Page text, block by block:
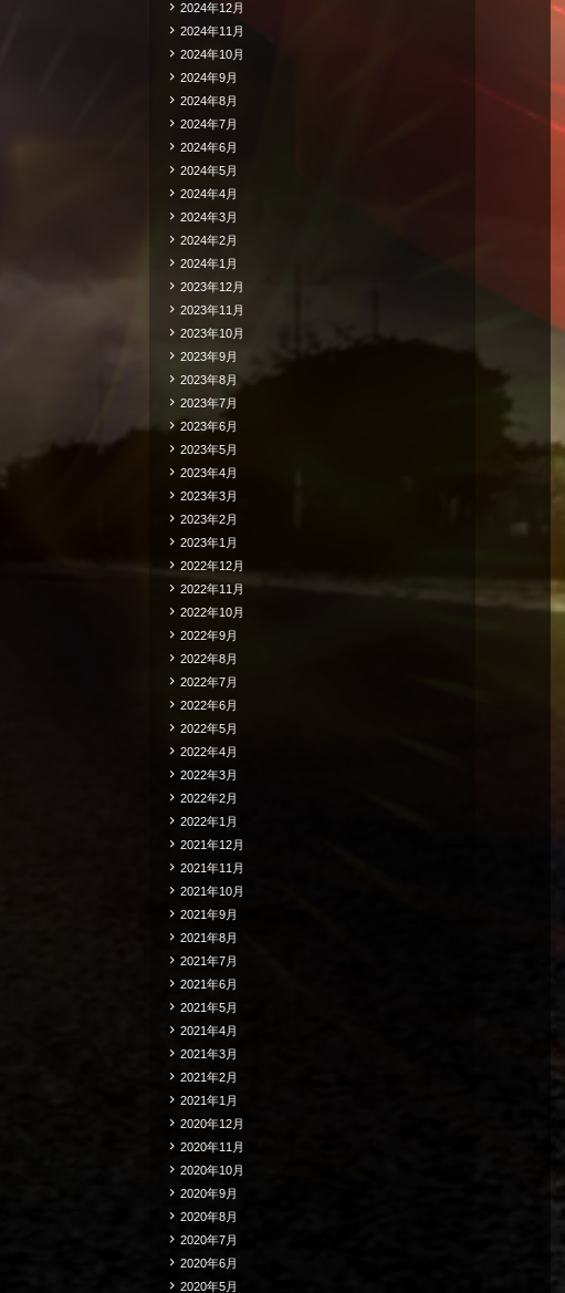
2024年12月
2024年11月
2024年10月
2024年9月
2024年8月
2024年7月
2024年6月
2024年5月
2024年4月
2024年3月
2024年2月
2024年1月
2023年12月
2023年11月
2023年10月
2023年9月
2023年8月
2023年7月
2023年6月
2023年5月
2023年4月
2023年3月
2023年2月
2023年1月
2022年12月
2022年11月
2022年10月
2022年9月
2022年8月
2022年7月
2022年6月
2022年5月
2022年4月
2022年3月
2022年2月
2022年1月
2021年12月
2021年11月
2021年10月
2021年9月
2021年8月
2021年7月
2021年6月
2021年5月
2021年4月
2021年3月
2021年2月
2021年1月
2020年12月
2020年11月
2020年10月
2020年9月
2020年8月
2020年7月
2020年6月
2020年5月